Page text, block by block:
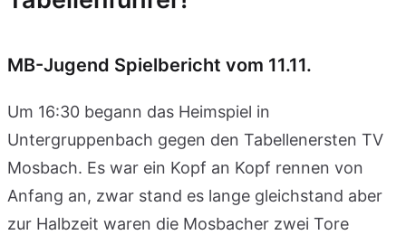
MB-Jugend Spielbericht vom 11.11.
Um 16:30 begann das Heimspiel in
Untergruppenbach gegen den Tabellenersten TV
Mosbach. Es war ein Kopf an Kopf rennen von
Anfang an, zwar stand es lange gleichstand aber
zur Halbzeit waren die Mosbacher zwei Tore